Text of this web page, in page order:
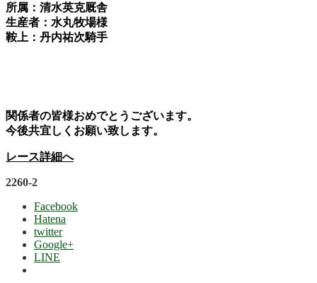
所属：清水英克厩舎
生産者：水丸牧場様
鞍上：丹内祐次騎手
関係者の皆様おめでとうございます。
今後共宜しくお願い致します。
レース詳細へ
2260-2
Facebook
Hatena
twitter
Google+
LINE